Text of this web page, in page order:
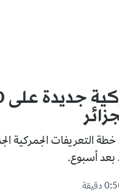
التعريفات الجمركية
بعد أسبوع.